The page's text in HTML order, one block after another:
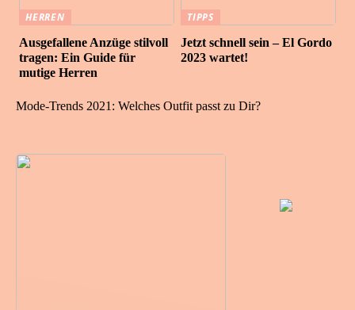
HERREN
Ausgefallene Anzüge stilvoll
tragen: Ein Guide für
mutige Herren
TIPPS
Jetzt schnell sein – El Gordo
2023 wartet!
Mode-Trends 2021: Welches Outfit passt zu Dir?